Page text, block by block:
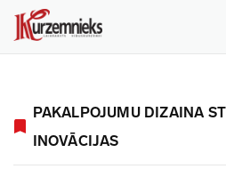
PAKALPOJUMU DIZAINA
INOVĀCIJAS